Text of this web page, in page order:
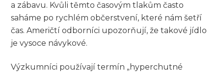
a zábavu. Kvůli těmto časovým tlakům často
saháme po rychlém občerstvení, které nám šetří
čas. Američtí odborníci upozorňují, že takové jídlo
je vysoce návykové.
Výzkumníci používají termín „hyperchutné